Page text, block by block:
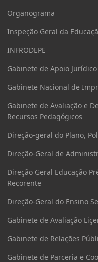
Organograma
Inspeção Geral da
INFRODEPE
Gabinete de Apoio Jurídico
Gabinete Nacional de
Gabinete de Avaliação e
Recursos Pedagógicos
Direção-geral do Plano,
Direção-Geral de
Direção Geral Educação
Recorente
Direção-Geral do Ensino
Gabinete de Avaliação
Gabinete de Relações
Gabinete de Parceria e